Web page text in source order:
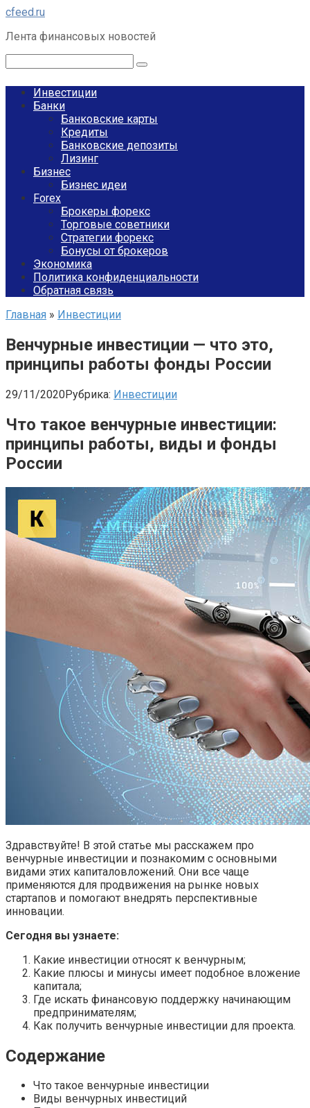
Перейти
контенту
cfeed.ru
Лента финансовых новостей
Инвестиции
Банки
Банковские карты
Кредиты
Банковские депозиты
Лизинг
Бизнес
Бизнес идеи
Forex
Брокеры форекс
Торговые советники
Стратегии форекс
Бонусы от брокеров
Экономика
Политика конфиденциальности
Обратная связь
Главная » Инвестиции
Венчурные инвестиции — что это,
принципы работы фонды России
29/11/2020Рубрика: Инвестиции
Что такое венчурные инвестиции:
принципы работы, виды и фонды
России
Здравствуйте! В этой статье мы расскажем про
венчурные инвестиции и познакомим с основными
видами этих капиталовложений. Они все чаще
применяются для продвижения на рынке новых
стартапов и помогают внедрять перспективные
инновации.
Сегодня вы узнаете:
Какие инвестиции относят к венчурным;
Какие плюсы и минусы имеет подобное вложение
капитала;
Где искать финансовую поддержку начинающим
предпринимателям;
Как получить венчурные инвестиции для проекта.
Содержание
Что такое венчурные инвестиции
Виды венчурных инвестиций